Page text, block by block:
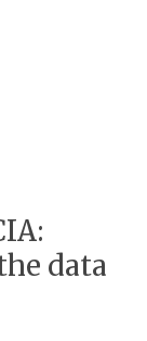
data